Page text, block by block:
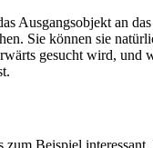
Ausgangsobjekt an
Sie können sie
gesucht wird,
Beispiel